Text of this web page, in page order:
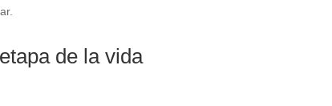
de la vida